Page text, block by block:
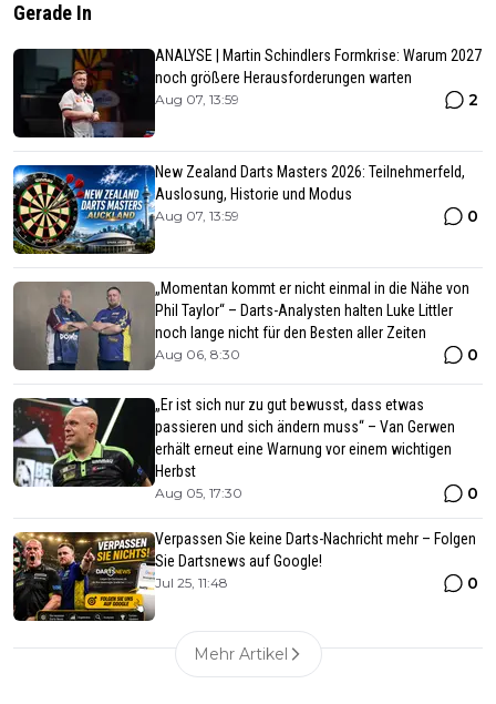
Gerade In
ANALYSE | Martin Schindlers Formkrise: Warum 2027
noch größere Herausforderungen warten
Aug 07, 13:59 2
New Zealand Darts Masters 2026: Teilnehmerfeld,
Auslosung, Historie und Modus
Aug 07, 13:59 0
„Momentan kommt er nicht einmal in die Nähe von
Phil Taylor“ – Darts-Analysten halten Luke Littler
noch lange nicht für den Besten aller Zeiten
Aug 06, 8:30 0
„Er ist sich nur zu gut bewusst, dass etwas
passieren und sich ändern muss“ – Van Gerwen
erhält erneut eine Warnung vor einem wichtigen
Herbst
Aug 05, 17:30 0
Verpassen Sie keine Darts-Nachricht mehr – Folgen
Sie Dartsnews auf Google!
Jul 25, 11:48 0
Mehr Artikel